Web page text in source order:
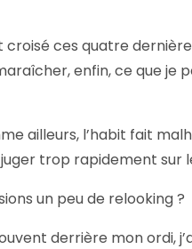
ces quatre
enfin, ce que je
ailleurs, l’habit fait
trop rapidement sur
un peu de relooking ?
derrière mon ordi,